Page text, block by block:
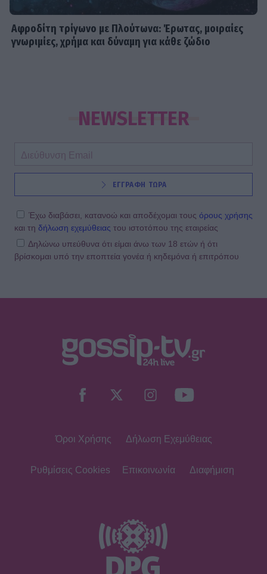
Αφροδίτη τρίγωνο με Πλούτωνα: Έρωτας, μοιραίες
γνωριμίες, χρήμα και δύναμη για κάθε ζώδιο
NEWSLETTER
ΕΓΓΡΑΦΗ ΤΩΡΑ
Έχω διαβάσει, κατανοώ και αποδέχομαι τους όρους χρήσης
και τη δήλωση εχεμύθειας του ιστοτόπου της εταιρείας
Δηλώνω υπεύθυνα ότι είμαι άνω των 18 ετών ή ότι
βρίσκομαι υπό την εποπτεία γονέα ή κηδεμόνα ή επιτρόπου
Όροι Χρήσης Δήλωση Εχεμύθειας
Ρυθμίσεις Cookies Επικοινωνία Διαφήμιση